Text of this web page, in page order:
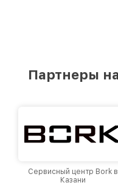
Партнеры
Сервисный центр Xiaomi в
Казани